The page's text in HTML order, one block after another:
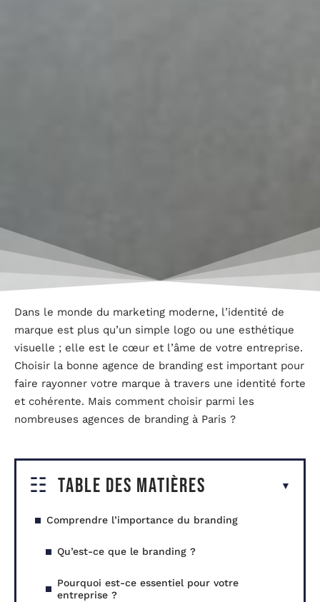
Dans le monde du marketing moderne, l’identité de
marque est plus qu’un simple logo ou une esthétique
visuelle ; elle est le cœur et l’âme de votre entreprise.
Choisir la bonne agence de branding est important pour
faire rayonner votre marque à travers une identité forte
et cohérente. Mais comment choisir parmi les
nombreuses agences de branding à Paris ?
Table des matières
Comprendre l’importance du branding
Qu’est-ce que le branding ?
Pourquoi est-ce essentiel pour votre
entreprise ?